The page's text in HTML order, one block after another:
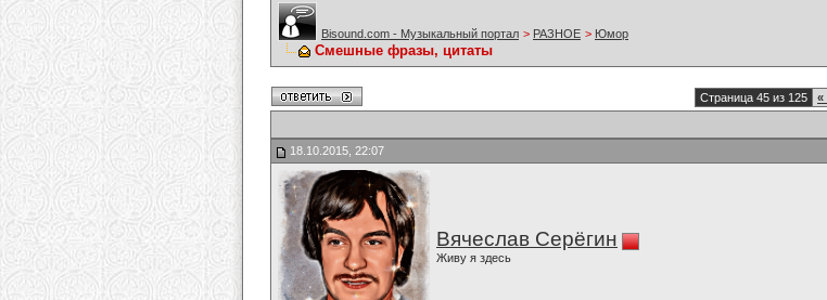
Bisound.com - Музыкальный портал > РАЗНОЕ > Юмор
Смешные фразы, цитаты
Страница 45 из 125 «
18.10.2015, 22:07
Вячеслав Серёгин
Живу я здесь